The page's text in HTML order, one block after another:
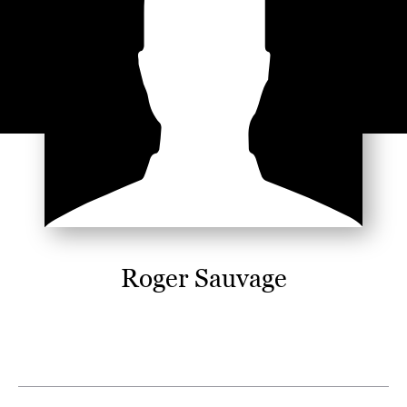
Roger Sauvage